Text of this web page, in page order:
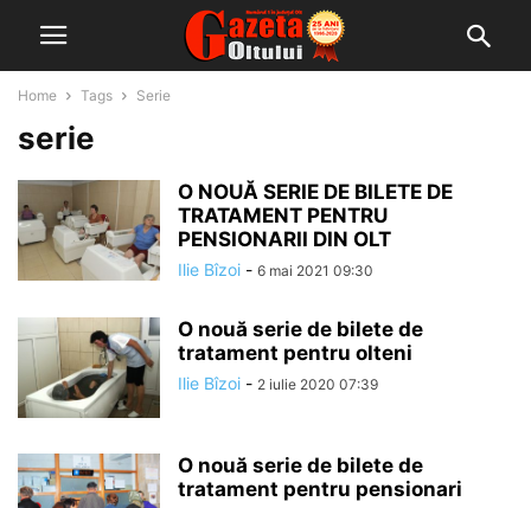
Home Tags Serie
serie
O NOUĂ SERIE DE BILETE DE
TRATAMENT PENTRU
PENSIONARII DIN OLT
Ilie Bîzoi - 6 mai 2021 09:30
O nouă serie de bilete de
tratament pentru olteni
Ilie Bîzoi - 2 iulie 2020 07:39
O nouă serie de bilete de
tratament pentru pensionari